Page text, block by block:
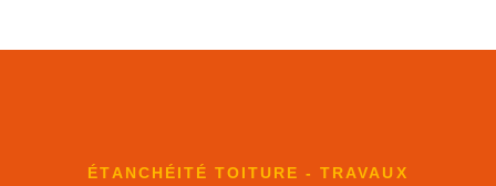
ÉTANCHÉITÉ TOITURE - TRAVAUX